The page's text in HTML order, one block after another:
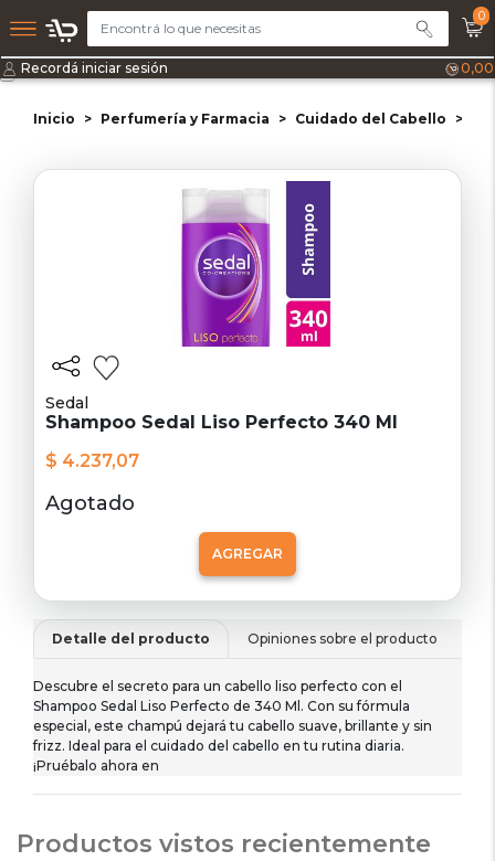
0
Recordá iniciar sesión 0,00
Inicio Perfumería y Farmacia Cuidado del Cabello
Sedal
Shampoo Sedal Liso Perfecto 340 Ml
$ 4.237,07
Agotado
AGREGAR
Detalle del producto Opiniones sobre el producto
Descubre el secreto para un cabello liso perfecto con el
Shampoo Sedal Liso Perfecto de 340 Ml. Con su fórmula
especial, este champú dejará tu cabello suave, brillante y sin
frizz. Ideal para el cuidado del cabello en tu rutina diaria.
¡Pruébalo ahora en
Productos vistos recientemente